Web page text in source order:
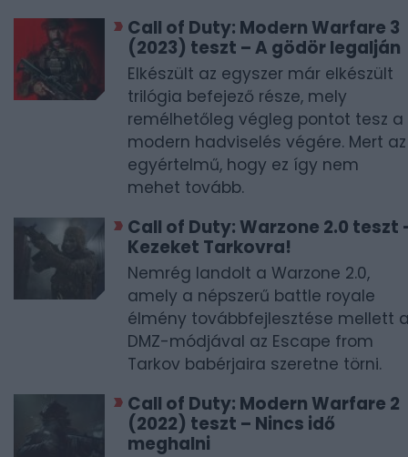
Call of Duty: Modern Warfare 3
(2023) teszt – A gödör legalján
Elkészült az egyszer már elkészült
trilógia befejező része, mely
remélhetőleg végleg pontot tesz a
modern hadviselés végére. Mert az
egyértelmű, hogy ez így nem
mehet tovább.
Call of Duty: Warzone 2.0 teszt
Kezeket Tarkovra!
Nemrég landolt a Warzone 2.0,
amely a népszerű battle royale
élmény továbbfejlesztése mellett
DMZ-módjával az Escape from
Tarkov babérjaira szeretne törni.
Call of Duty: Modern Warfare 2
(2022) teszt – Nincs idő
meghalni